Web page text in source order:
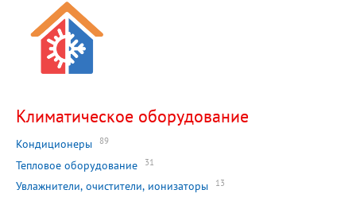
Климатическое оборудование
Кондиционеры 89
Тепловое оборудование 31
Увлажнители, очистители, ионизаторы 13